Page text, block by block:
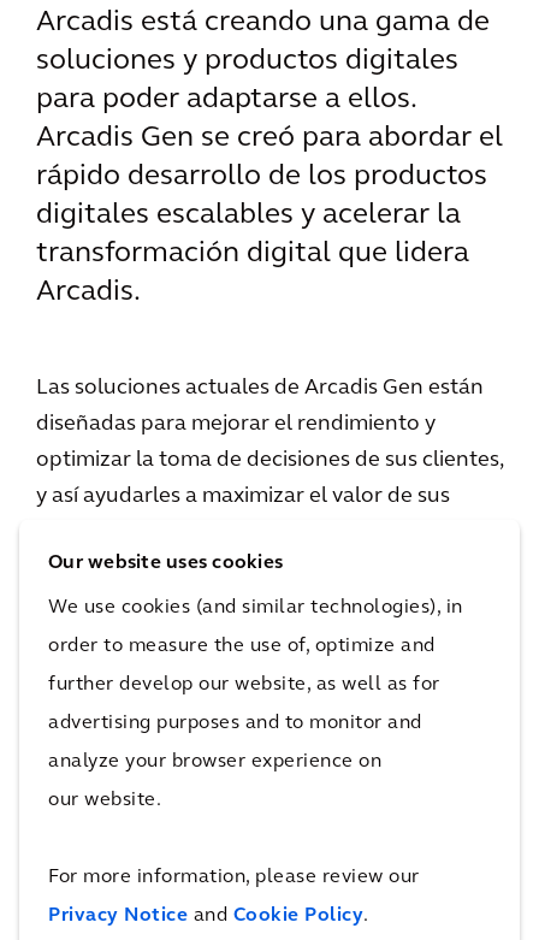
Our website uses cookies
We use cookies (and similar technologies), in
order to measure the use of, optimize and
further develop our website, as well as for
advertising purposes and to monitor and
analyze your browser experience on
our website.
For more information, please review our
Privacy Notice and Cookie Policy.
Arcadis está creando una gama de
soluciones y productos digitales
para poder adaptarse a ellos.
Arcadis Gen se creó para abordar el
rápido desarrollo de los productos
digitales escalables y acelerar la
transformación digital que lidera
Arcadis.
Las soluciones actuales de Arcadis Gen están
diseñadas para mejorar el rendimiento y
optimizar la toma de decisiones de sus clientes,
y así ayudarles a maximizar el valor de sus
conocimiento de los activos y capacidades de
análisis avanzadas, ayuda a los clientes a
mejorar la fiabilidad, el rendimiento, la
eficiencia y la seguridad en todas sus
operaciones.
Gracias a su estrecha colaboración, Arcadis y
única para ofrecer grandes ventajas a las
organizaciones de sus clientes en un entorno